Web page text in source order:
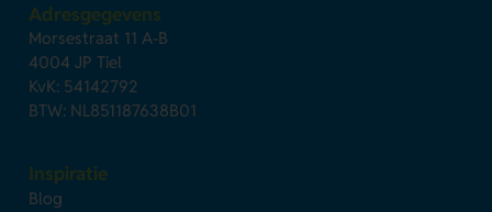
Adresgegevens
Morsestraat 11 A-B
4004 JP Tiel
KvK: 54142792
BTW: NL851187638B01
Inspiratie
Blog